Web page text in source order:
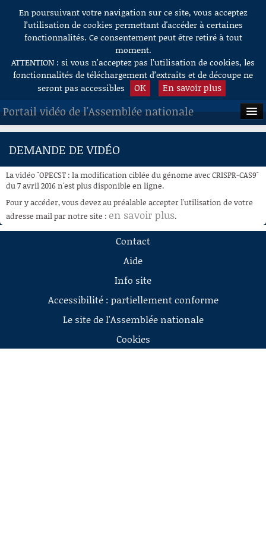
Aller au contenu
En poursuivant votre navigation sur ce site, vous acceptez
l’utilisation de cookies permettant d'accéder à certaines
fonctionnalités. Ce consentement peut être retiré à tout
moment.
ATTENTION : si vous n’acceptez pas l’utilisation de cookies, les
fonctionnalités de téléchargement d’extraits et de découpe ne
seront pas accessibles
OK En savoir plus
Portail vidéo de l'Assemblée nationale
ACCUEIL
À LA DEMANDE
RECHERCHE
AIDE À LA DÉCOUPE
DEMANDE DE VIDÉO
La vidéo "OPECST : la modification ciblée du génome avec CRISPR-CAS9"
du 7 avril 2016 n'est plus disponible en ligne.
Pour y accéder, vous devez au préalable accepter l'utilisation de votre
adresse mail par notre site : en savoir plus.
Contact
Aide
Info site
Accessibilité : partiellement conforme
Le site de l'Assemblée nationale
Cookies